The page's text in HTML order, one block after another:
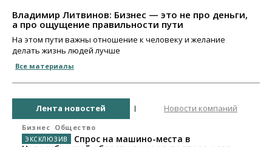
Владимир Литвинов: Бизнес — это не про деньги,
а про ощущение правильности пути
На этом пути важны отношение к человеку и желание
делать жизнь людей лучше
Все материалы
Лента новостей Новости компаний
Бизнес Общество
Спрос на машино-места в